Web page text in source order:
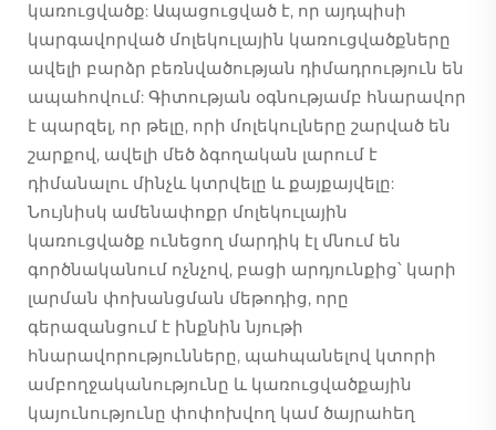
կառուցվածք: Ապացուցված է, որ այդպիսի
կարգավորված մոլեկուլային կառուցվածքները
ավելի բարձր բեռնվածության դիմադրություն են
ապահովում: Գիտության օգնությամբ հնարավոր
է պարզել, որ թելը, որի մոլեկուլները շարված են
շարքով, ավելի մեծ ձգողական լարում է
դիմանալու մինչև կտրվելը և քայքայվելը:
Նույնիսկ ամենափոքր մոլեկուլային
կառուցվածք ունեցող մարդիկ էլ մնում են
գործնականում ոչնչով, բացի արդյունքից՝ կարի
լարման փոխանցման մեթոդից, որը
գերազանցում է ինքնին նյութի
հնարավորությունները, պահպանելով կտորի
ամբողջականությունը և կառուցվածքային
կայունությունը փոփոխվող կամ ծայրահեղ